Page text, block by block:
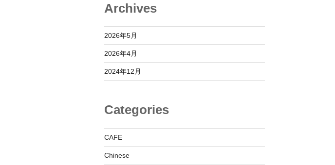
Archives
2026年5月
2026年4月
2024年12月
Categories
CAFE
Chinese